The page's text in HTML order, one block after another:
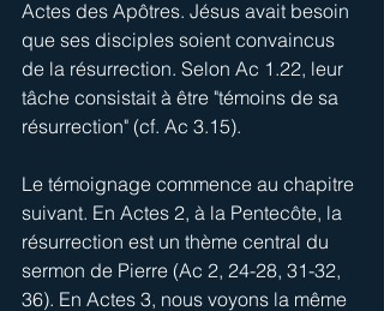
Actes des Apôtres. Jésus avait besoin
que ses disciples soient convaincus
de la résurrection. Selon Ac 1.22, leur
tâche consistait à être "témoins de sa
résurrection" (cf. Ac 3.15).
Le témoignage commence au chapitre
suivant. En Actes 2, à la Pentecôte, la
résurrection est un thème central du
sermon de Pierre (Ac 2, 24-28, 31-32,
36). En Actes 3, nous voyons la même